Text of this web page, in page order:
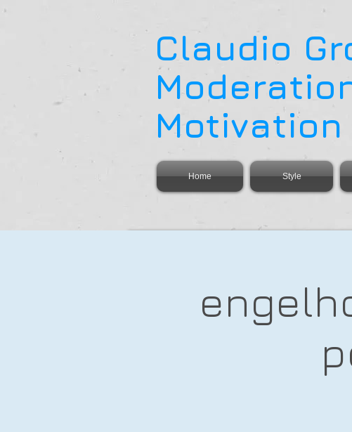
Claudio
Motivation
Home Style